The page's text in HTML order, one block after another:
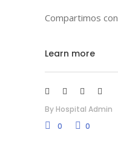
Compartimos con
Learn more
By Hospital Admin
0
0